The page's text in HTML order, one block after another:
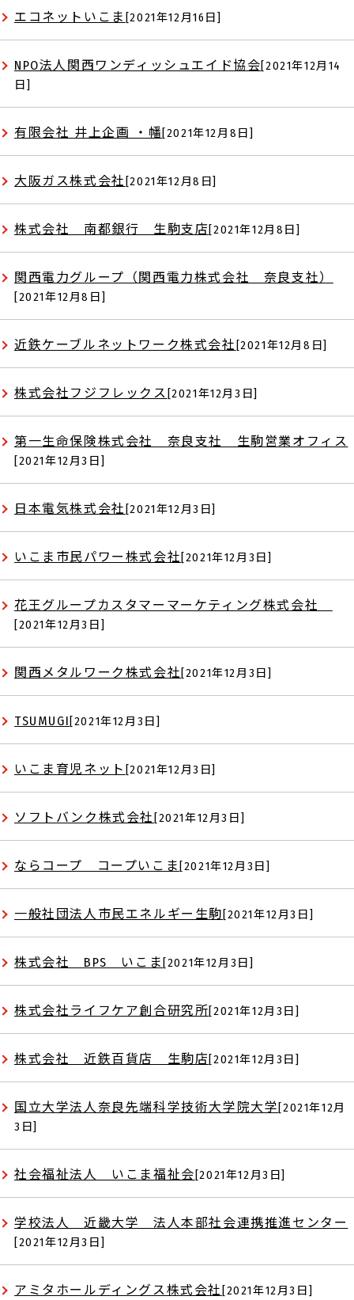
エコネットいこま [2021年12月16日]
NPO法人関西ワンディッシュエイド協会[2021年12月14
日]
有限会社 井上企画 ・幡[2021年12月8日]
大阪ガス株式会社 [2021年12月8日]
株式会社 南都銀行 生駒支店[2021年12月8日]
関西電力グループ（関西電力株式会社 奈良支社）
[2021年12月8日]
近鉄ケーブルネットワーク株式会社 [2021年12月8日]
株式会社フジフレックス [2021年12月3日]
第一生命保険株式会社 奈良支社 生駒営業オフィス
[2021年12月3日]
日本電気株式会社 [2021年12月3日]
いこま市民パワー株式会社[2021年12月3日]
花王グループカスタマーマーケティング株式会社
[2021年12月3日]
関西メタルワーク株式会社[2021年12月3日]
TSUMUGI[2021年12月3日]
いこま育児ネット [2021年12月3日]
ソフトバンク株式会社 [2021年12月3日]
ならコープ コープいこま[2021年12月3日]
一般社団法人市民エネルギー生駒 [2021年12月3日]
株式会社 BPS いこま[2021年12月3日]
株式会社ライフケア創合研究所[2021年12月3日]
株式会社 近鉄百貨店 生駒店[2021年12月3日]
国立大学法人奈良先端科学技術大学院大学[2021年12月
3日]
社会福祉法人 いこま福祉会 [2021年12月3日]
学校法人 近畿大学 法人本部社会連携推進センター
[2021年12月3日]
アミタホールディングス株式会社 [2021年12月3日]